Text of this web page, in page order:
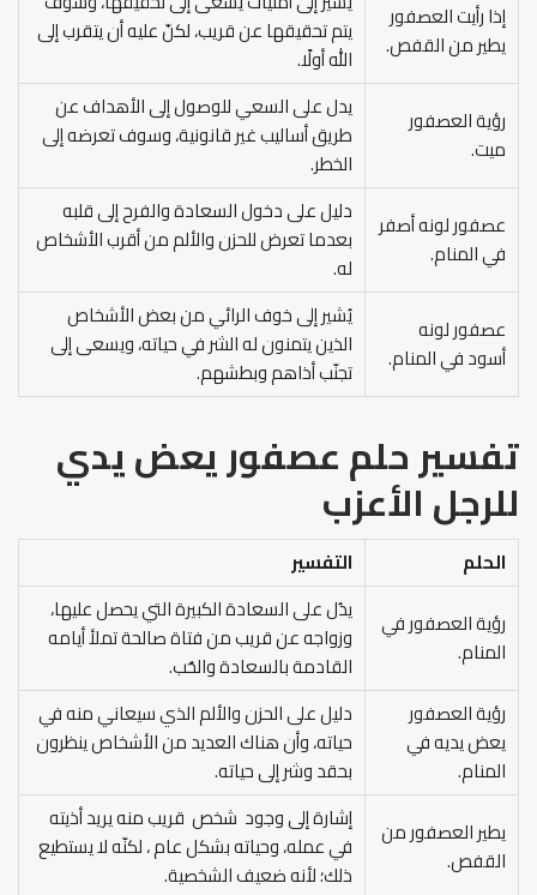
إذا رأيت العصفور
يطير من القفص.
يتم تحقيقها عن قريب، لكنّ عليه أن يتقرب إلى
الله أولًا.
رؤية العصفور
ميت.
يدل على السعي للوصول إلى الأهداف عن
طريق أساليب غير قانونية، وسوف تعرضه إلى
الخطر.
عصفور لونه أصفر
في المنام.
دليل على دخول السعادة والفرح إلى قلبه
بعدما تعرض للحزن والألم من أقرب الأشخاص
له.
عصفور لونه
أسود في المنام.
يُشير إلى خوف الرائي من بعض الأشخاص
الذين يتمنون له الشر في حياته، ويسعى إلى
تجنّب أذاهم وبطشهم.
تفسير حلم عصفور يعض يدي
للرجل الأعزب
الحلم
التفسير
رؤية العصفور في
المنام.
يدُل على السعادة الكبيرة التي يحصل عليها،
وزواجه عن قريب من فتاة صالحة تملأ أيامه
القادمة بالسعادة والحُب.
رؤية العصفور
يعض يديه في
المنام.
دليل على الحزن والألم الذي سيعاني منه في
حياته، وأن هناك العديد من الأشخاص ينظرون
بحقد وشر إلى حياته.
يطير العصفور من
القفص.
إشارة إلى وجود شخص قريب منه يريد أذيته
في عمله، وحياته بشكل عام ، لكنّه لا يستطيع
ذلك؛ لأنه ضعيف الشخصية.